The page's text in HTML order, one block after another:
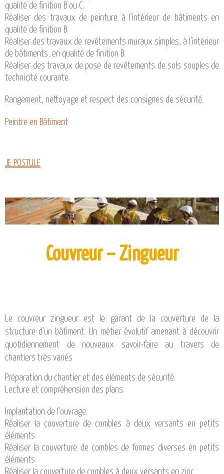
qualité de finition B ou C.
Réaliser des travaux de peinture à l’intérieur de bâtiments en
qualité de finition B.
Réaliser des travaux de revêtements muraux simples, à l’intérieur
de bâtiments, en qualité de finition B.
Réaliser des travaux de pose de revêtements de sols souples de
technicité courante.
Rangement, nettoyage et respect des consignes de sécurité.
Peintre en Bâtiment
JE POSTULE
Couvreur – Zingueur
Le couvreur zingueur est le garant de la couverture de la
structure d’un bâtiment. Un métier évolutif amenant à découvrir
quotidiennement de nouveaux savoir-faire au travers de
chantiers très variés
Préparation du chantier et des éléments de sécurité.
Lecture et compréhension des plans.
Implantation de l’ouvrage.
Réaliser la couverture de combles à deux versants en petits
éléments
Réaliser la couverture de combles de formes diverses en petits
éléments
Réaliser la couverture de combles à deux versants en zinc